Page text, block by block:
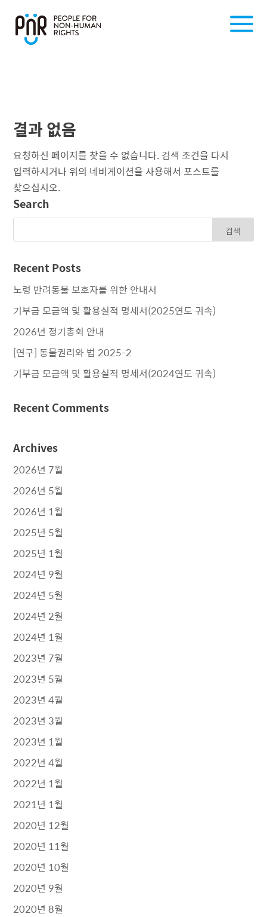
결과 없음
요청하신 페이지를 찾을 수 없습니다. 검색 조건을 다시
입력하시거나 위의 네비게이션을 사용해서 포스트를
찾으십시오.
Search
Recent Posts
노령 반려동물 보호자를 위한 안내서
기부금 모금액 및 활용실적 명세서(2025연도 귀속)
2026년 정기총회 안내
[연구] 동물권리와 법 2025-2
기부금 모금액 및 활용실적 명세서(2024연도 귀속)
Recent Comments
Archives
2026년 7월
2026년 5월
2026년 1월
2025년 5월
2025년 1월
2024년 9월
2024년 5월
2024년 2월
2024년 1월
2023년 7월
2023년 5월
2023년 4월
2023년 3월
2023년 1월
2022년 4월
2022년 1월
2021년 1월
2020년 12월
2020년 11월
2020년 10월
2020년 9월
2020년 8월